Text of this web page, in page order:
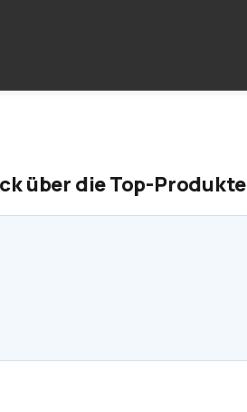
über die Top-Produkte